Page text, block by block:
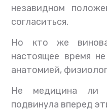
незавидном
согласиться.
Но кто же
настоящее время
анатомией,
Не медицина ли
подвинула вперед